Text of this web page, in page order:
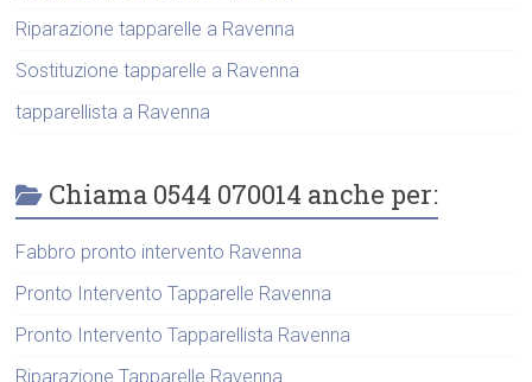
Riparazione tapparelle a Ravenna
Sostituzione tapparelle a Ravenna
tapparellista a Ravenna
Chiama 0544 070014 anche per:
Fabbro pronto intervento Ravenna
Pronto Intervento Tapparelle Ravenna
Pronto Intervento Tapparellista Ravenna
Riparazione Tapparelle Ravenna